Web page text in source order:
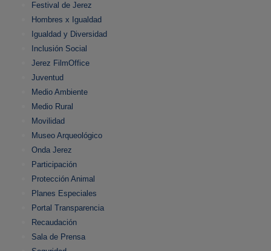
Festival de Jerez
Hombres x Igualdad
Igualdad y Diversidad
Inclusión Social
Jerez FilmOffice
Juventud
Medio Ambiente
Medio Rural
Movilidad
Museo Arqueológico
Onda Jerez
Participación
Protección Animal
Planes Especiales
Portal Transparencia
Recaudación
Sala de Prensa